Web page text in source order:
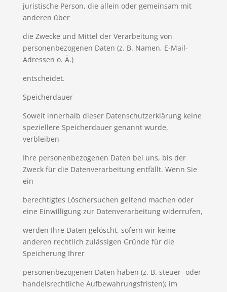
juristische Person, die allein oder gemeinsam mit
anderen über
die Zwecke und Mittel der Verarbeitung von
personenbezogenen Daten (z. B. Namen, E-Mail-
Adressen o. Ä.)
entscheidet.
Speicherdauer
Soweit innerhalb dieser Datenschutzerklärung keine
speziellere Speicherdauer genannt wurde,
verbleiben
Ihre personenbezogenen Daten bei uns, bis der
Zweck für die Datenverarbeitung entfällt. Wenn Sie
ein
berechtigtes Löschersuchen geltend machen oder
eine Einwilligung zur Datenverarbeitung widerrufen,
werden Ihre Daten gelöscht, sofern wir keine
anderen rechtlich zulässigen Gründe für die
Speicherung Ihrer
personenbezogenen Daten haben (z. B. steuer- oder
handelsrechtliche Aufbewahrungsfristen); im